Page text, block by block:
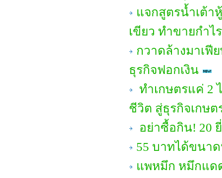
แจกสูตรน้ำเต้า
เขียว ทำขายกำไ
กวาดล้างมาเฟี
ธุรกิจฟอกเงิน
ทำเกษตรแค่ 2
ชีวิต สู่ธุรกิจเกษต
อย่าซื้อกิน! 20
55 บาทได้ขนา
แพหมึก หมึกแด